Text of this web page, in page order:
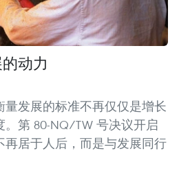
动力
量发展的标准不再仅仅是增长
第 80-NQ/TW 号决议开启
再居于人后，而是与发展同行